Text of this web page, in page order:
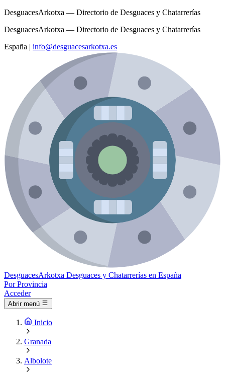
DesguacesArkotxa — Directorio de Desguaces y Chatarrerías
DesguacesArkotxa — Directorio de Desguaces y Chatarrerías
España | info@desguacesarkotxa.es
DesguacesArkotxa Desguaces y Chatarrerías en España
Por Provincia
Acceder
Abrir menú
Inicio
Granada
Albolote